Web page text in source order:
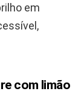
em
com limão